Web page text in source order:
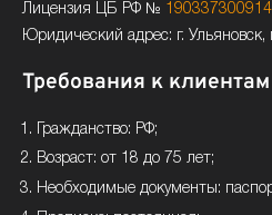
Лицензия ЦБ РФ №
Юридический адрес: г.
Требования к клиентам
Гражданство: РФ;
Возраст: от 18 до 75 лет;
Необходимые документы: